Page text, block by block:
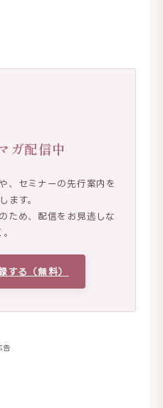
ガ配信中
、セミナーの先行案内を
ます。
ため、配信をお見逃しな
。
する（無料）
告